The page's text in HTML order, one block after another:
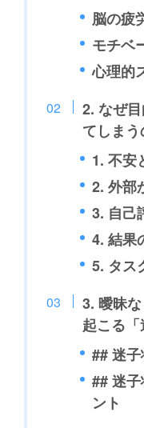
脳の疲
モチベ
心理的
2. なぜ
てしま
1. 不安
2. 外部
3. 自己
4. 結果
5. タス
3. 曖昧
起こる
## 迷
## 迷
ント